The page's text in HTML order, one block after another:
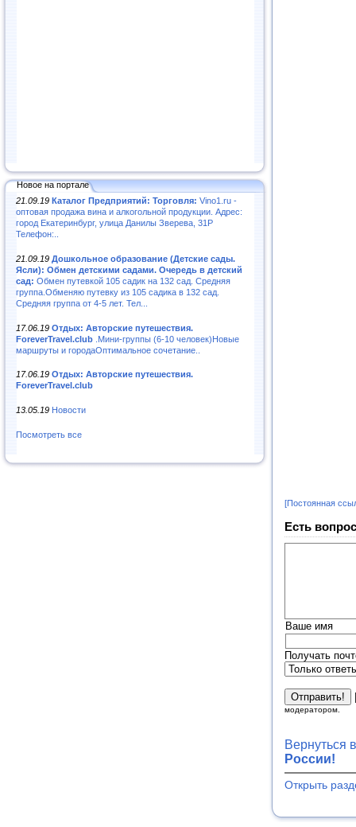
Новое на портале
21.09.19 Каталог Предприятий: Торговля: Vino1.ru -
оптовая продажа вина и алкогольной продукции. Адрес:
город Екатеринбург, улица Данилы Зверева, 31Р
Телефон:..
21.09.19 Дошкольное образование (Детские сады.
Ясли): Обмен детскими садами. Очередь в детский
сад: Обмен путевкой 105 садик на 132 сад. Средняя
группа.Обменяю путевку из 105 садика в 132 сад.
Средняя группа от 4-5 лет. Тел...
17.06.19 Отдых: Авторские путешествия.
ForeverTravel.club .Мини-группы (6-10 человек)Новые
маршруты и городаОптимальное сочетание..
17.06.19 Отдых: Авторские путешествия.
ForeverTravel.club
13.05.19 Новости
Посмотреть все
[Постоянная
Есть
Ваше имя
Получать
модератором.
Вернуться
России!
Открыть